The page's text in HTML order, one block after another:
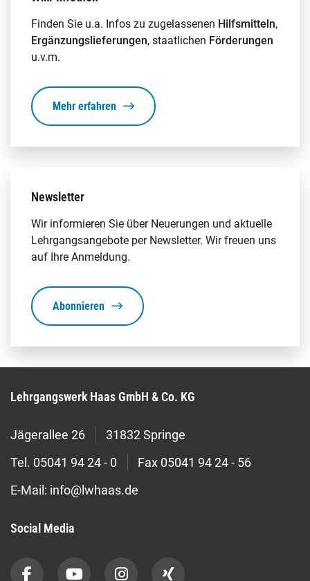
Finden Sie u.a. Infos zu zugelassenen Hilfsmitteln,
Ergänzungslieferungen, staatlichen Förderungen
u.v.m.
Mehr erfahren
Newsletter
Wir informieren Sie über Neuerungen und aktuelle
Lehrgangsangebote per Newsletter. Wir freuen uns
auf Ihre Anmeldung.
Abonnieren
Lehrgangswerk Haas GmbH & Co. KG
Jägerallee 26
31832 Springe
Tel. 05041 94 24 - 0 Fax 05041 94 24 - 56
E-Mail: info@lwhaas.de
Social Media